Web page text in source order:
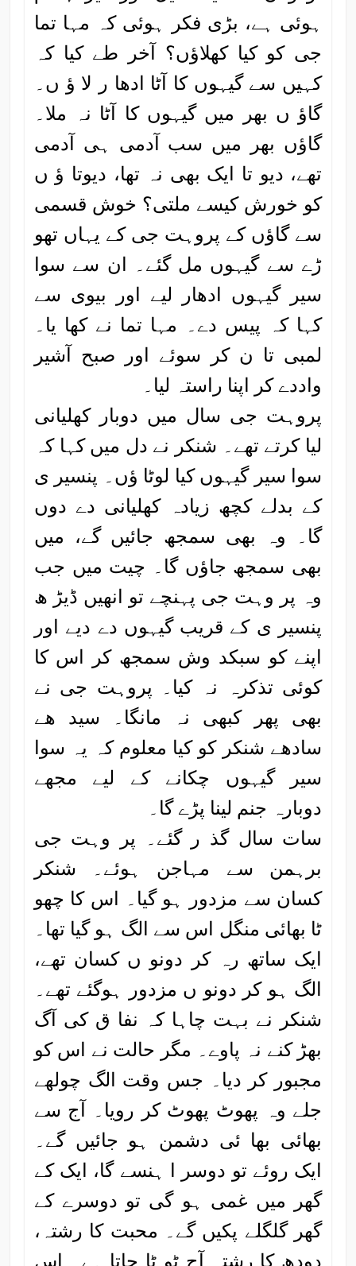
ہوئی ہے، بڑی فکر ہوئی کہ مہا تما
جی کو کیا کھلاؤں؟ آخر طے کیا کہ
کہیں سے گیہوں کا آٹا ادھا ر لا ؤ ں۔
گاؤ ں بھر میں گیہوں کا آٹا نہ ملا۔
گاؤں بھر میں سب آدمی ہی آدمی
تھے، دیو تا ایک بھی نہ تھا، دیوتا ؤ ں
کو خورش کیسے ملتی؟ خوش قسمی
سے گاؤں کے پروہت جی کے یہاں تھو
ڑے سے گیہوں مل گئے۔ ان سے سوا
سیر گیہوں ادھار لیے اور بیوی سے
کہا کہ پیس دے۔ مہا تما نے کھا یا۔
لمبی تا ن کر سوئے اور صبح آشیر
واددے کر اپنا راستہ لیا۔
پروہت جی سال میں دوبار کھلیانی
لیا کرتے تھے۔ شنکر نے دل میں کہا کہ
سوا سیر گیہوں کیا لوٹا ؤں۔ پنسیر ی
کے بدلے کچھ زیادہ کھلیانی دے دوں
گا۔ وہ بھی سمجھ جائیں گے، میں
بھی سمجھ جاؤں گا۔ چیت میں جب
وہ پر وہت جی پہنچے تو انھیں ڈیڑ ھ
پنسیر ی کے قریب گیہوں دے دیے اور
اپنے کو سبکد وش سمجھ کر اس کا
کوئی تذکرہ نہ کیا۔ پروہت جی نے
بھی پھر کبھی نہ مانگا۔ سید ھے
سادھے شنکر کو کیا معلوم کہ یہ سوا
سیر گیہوں چکانے کے لیے مجھے
دوبارہ جنم لینا پڑے گا۔
سات سال گذ ر گئے۔ پر وہت جی
برہمن سے مہاجن ہوئے۔ شنکر
کسان سے مزدور ہو گیا۔ اس کا چھو
ٹا بھائی منگل اس سے الگ ہو گیا تھا۔
ایک ساتھ رہ کر دونو ں کسان تھے،
الگ ہو کر دونو ں مزدور ہوگئے تھے۔
شنکر نے بہت چاہا کہ نفا ق کی آگ
بھڑ کنے نہ پاوے۔ مگر حالت نے اس کو
مجبور کر دیا۔ جس وقت الگ چولھے
جلے وہ پھوٹ پھوٹ کر رویا۔ آج سے
بھائی بھا ئی دشمن ہو جائیں گے۔
ایک روئے تو دوسر ا ہنسے گا، ایک کے
گھر میں غمی ہو گی تو دوسرے کے
گھر گلگلے پکیں گے۔ محبت کا رشتہ،
دودھ کا رشتہ آج ٹو ٹا جاتا ہے۔ اس